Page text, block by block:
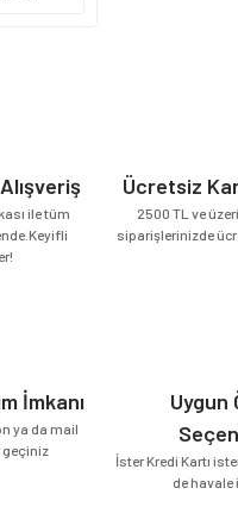
ile tüm
Ücretsiz
2500 TL ve
siparişlerinizde
İmkanı
ya da mail
Uygun
İster Kredi Kartı
de havale